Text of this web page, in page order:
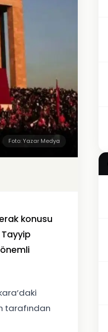
Foto: Yazar Medya
konusu
tarafından